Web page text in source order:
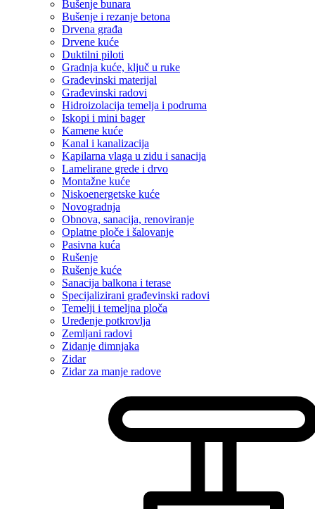
Bušenje bunara
Bušenje i rezanje betona
Drvena građa
Drvene kuće
Duktilni piloti
Gradnja kuće, ključ u ruke
Građevinski materijal
Građevinski radovi
Hidroizolacija temelja i podruma
Iskopi i mini bager
Kamene kuće
Kanal i kanalizacija
Kapilarna vlaga u zidu i sanacija
Lamelirane grede i drvo
Montažne kuće
Niskoenergetske kuće
Novogradnja
Obnova, sanacija, renoviranje
Oplatne ploče i šalovanje
Pasivna kuća
Rušenje
Rušenje kuće
Sanacija balkona i terase
Specijalizirani građevinski radovi
Temelji i temeljna ploča
Uređenje potkrovlja
Zemljani radovi
Zidanje dimnjaka
Zidar
Zidar za manje radove